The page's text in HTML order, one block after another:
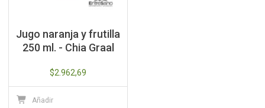
Jugo naranja y frutilla
250 ml. - Chia Graal
$2.962,69
Añadir